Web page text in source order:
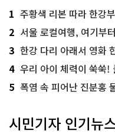
1 주황색 리본 따라 한강부터
2 서울 로컬여행, 여기부
3 한강 다리 아래서 영화
4 우리 아이 체력이 쑥쑥!
5 폭염 속 피어난 진분홍
시민기자 인기뉴